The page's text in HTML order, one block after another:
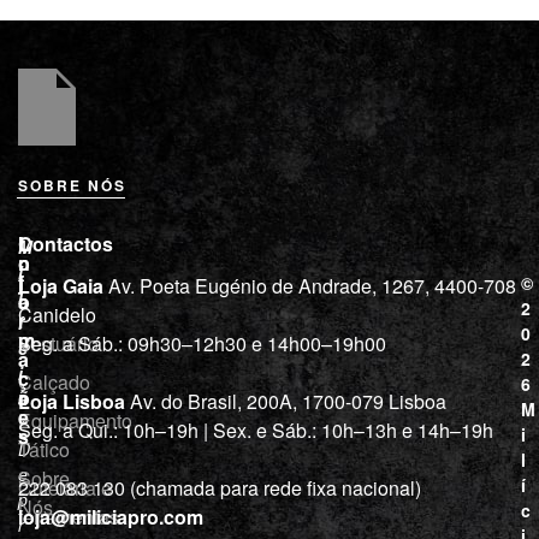
SOBRE NÓS
M
i
l
í
c
i
a
“
D
e
p
r
L
o
j
a
Vestuário
Calçado
Equipamento
Tático
Cutelaria e
ferramentas
I
n
f
o
r
m
a
ç
õ
e
s
Sobre
Nós
Contactos
Loja GaiaAv. Poeta Eugénio de Andrade, 1267, 4400-708
Canidelo
Seg. a Sáb.: 09h30–12h30 e 14h00–19h00
Loja LisboaAv. do Brasil, 200A, 1700-079 Lisboa
Seg. a Qui.: 10h–19h | Sex. e Sáb.: 10h–13h e 14h–19h
222 083 130 (chamada para rede fixa nacional)
loja@miliciapro.com
©
2
0
2
6
M
i
l
í
c